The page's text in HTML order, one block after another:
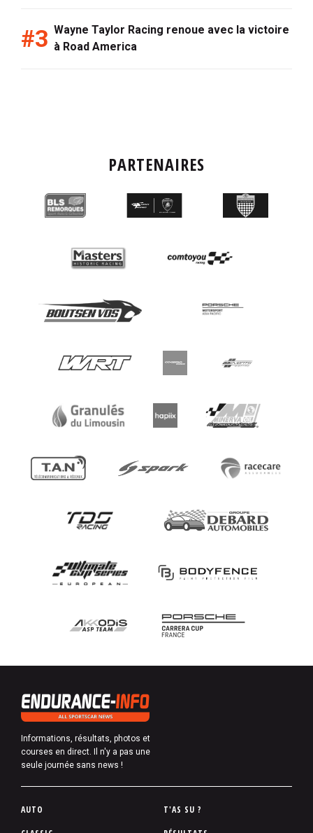
Wayne Taylor Racing renoue avec la victoire
à Road America
PARTENAIRES
Informations, résultats, photos et
courses en direct. Il n'y a pas une
seule journée sans news !
P
AUTO
T'AS SU ?